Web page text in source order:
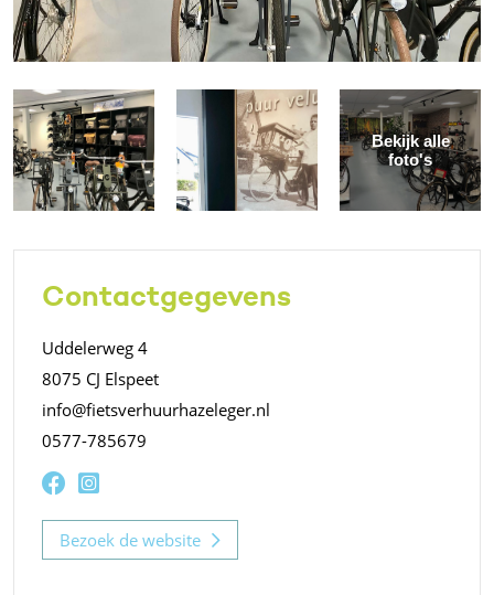
Bekijk alle
foto's
Contactgegevens
Uddelerweg 4
8075 CJ Elspeet
info@fietsverhuurhazeleger.nl
0577-785679
Bezoek de website